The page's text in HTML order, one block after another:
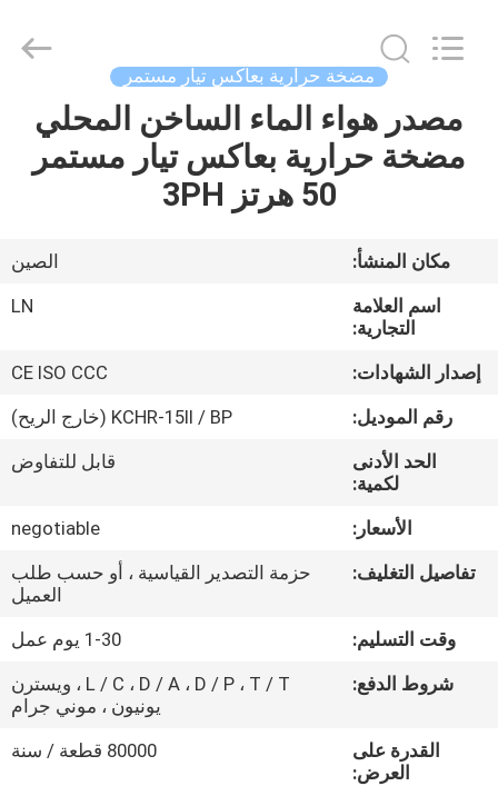
الصفحة
الرئيسية
فيديوهات
معلومات
جولة
المصنع
مراقبة
الجودة
اتصل
Saving
مضخة حرارية بعاكس تيار مستمر
مصدر هواء الماء الساخن المحلي
مضخة حرارية بعاكس تيار مستمر
50 هرتز 3PH
مكان المنشأ:
الصين
اسم العلامة
التجارية:
LN
إصدار الشهادات:
CE ISO CCC
رقم الموديل:
KCHR-15II / BP (خارج الريح)
الحد الأدنى
لكمية:
قابل للتفاوض
الأسعار:
negotiable
تفاصيل التغليف:
حزمة التصدير القياسية ، أو حسب طلب
العميل
وقت التسليم:
1-30 يوم عمل
شروط الدفع:
L / C ، D / A ، D / P ، T / T ، ويسترن
يونيون ، موني جرام
القدرة على
العرض:
80000 قطعة / سنة